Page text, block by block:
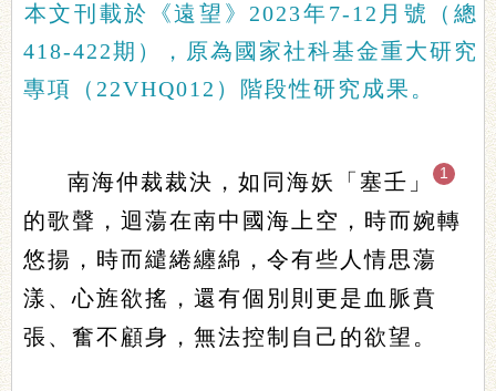
​本文刊載於《遠望》2023年7-12月號（總
418-422期），原為國家社科基金重大研究
專項（22VHQ012）階段性研究成果。
​南海仲裁裁決，如同海妖「塞壬」 1
的歌聲，迴蕩在南中國海上空，時而婉轉
悠揚，時而繾綣纏綿，令有些人情思蕩
漾、心旌欲搖，還有個別則更是血脈賁
張、奮不顧身，無法控制自己的欲望。